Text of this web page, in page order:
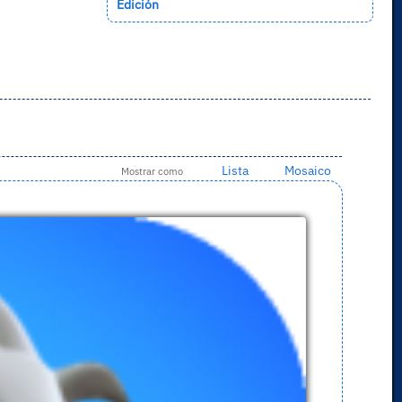
Edición
Mostrar como Lista Mosaico